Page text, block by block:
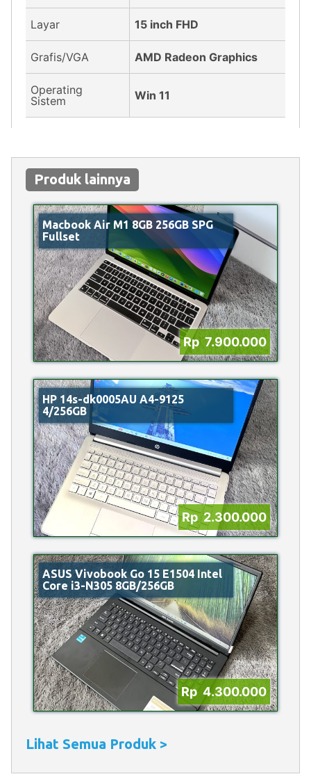
Layar 15 inch FHD
Grafis/VGA AMD Radeon Graphics
Operating
Sistem
Win 11
Produk lainnya
Macbook Air M1 8GB 256GB SPG
Fullset
Rp 7.900.000
HP 14s-dk0005AU A4-9125
4/256GB
Rp 2.300.000
ASUS Vivobook Go 15 E1504 Intel
Core i3-N305 8GB/256GB
Rp 4.300.000
Lihat Semua Produk >